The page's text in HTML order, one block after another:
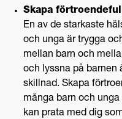
Skapa
En av de starkaste
och unga är trygga
mellan barn och
och lyssna på barnen
skillnad. Skapa
många barn och
kan prata med dig